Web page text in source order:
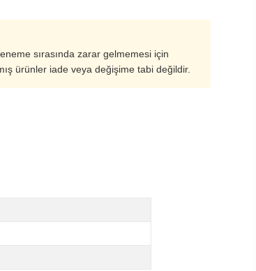
sırasında zarar gelmemesi için
ürünler iade veya değişime tabi değildir.